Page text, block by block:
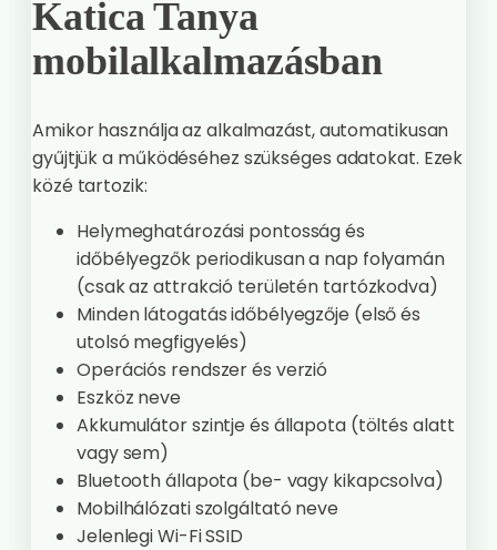
Katica Tanya
mobilalkalmazásban
Amikor használja az alkalmazást, automatikusan
gyűjtjük a működéséhez szükséges adatokat. Ezek
közé tartozik:
Helymeghatározási pontosság és
időbélyegzők periodikusan a nap folyamán
(csak az attrakció területén tartózkodva)
Minden látogatás időbélyegzője (első és
utolsó megfigyelés)
Operációs rendszer és verzió
Eszköz neve
Akkumulátor szintje és állapota (töltés alatt
vagy sem)
Bluetooth állapota (be- vagy kikapcsolva)
Mobilhálózati szolgáltató neve
Jelenlegi Wi-Fi SSID